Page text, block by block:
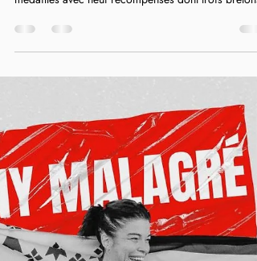
Lagoa (Portugal), en explosant son record de
médailles avec neuf récompenses dont trois bretons
Guillemot et Marie Bouchard Loheac en bronze par
équipe Troisième derrière la Belgique et la Grande-
Bretagne, mais juste devant l'Italie et les Pays-Bas, à
respectivement un et cinq points. Un résultat que les
Françaises sont allées chercher ave